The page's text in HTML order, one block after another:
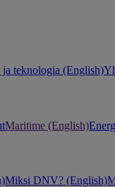
ja teknologia (English)
Maritime (English)
Miksi DNV? (English)